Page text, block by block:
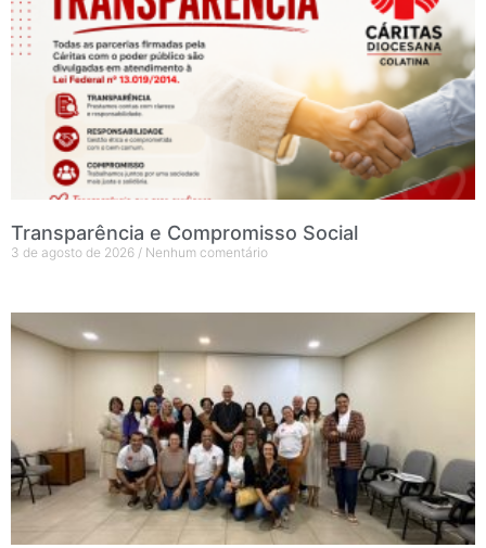
Transparência e Compromisso Social
3 de agosto de 2026 Nenhum comentário